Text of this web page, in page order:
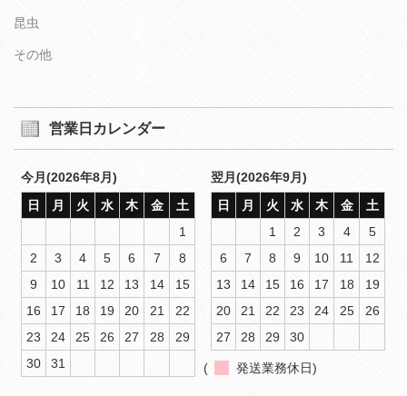
昆虫
その他
営業日カレンダー
今月(2026年8月)
日
月 火 水 木 金
土
1
2
3 4 5 6 7
8
9
10 11 12 13 14
15
16
17 18 19 20 21
22
23
24 25 26 27 28
29
30
31
翌月(2026年9月)
日
月 火 水 木 金
土
1
2 3 4
5
6
7 8 9 10 11
12
13
14 15 16 17 18
19
20
21 22 23 24 25
26
27
28 29 30
( 発送業務休日)